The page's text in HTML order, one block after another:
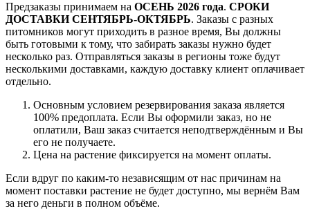
Предзаказы принимаем на ОСЕНЬ 2026 года. СРОКИ
ДОСТАВКИ СЕНТЯБРЬ-ОКТЯБРЬ. Заказы с разных
питомников могут приходить в разное время, Вы должны
быть готовыми к тому, что забирать заказы нужно будет
несколько раз. Отправляться заказы в регионы тоже будут
несколькими доставками, каждую доставку клиент оплачивает
отдельно.
Основным условием резервирования заказа является
100% предоплата. Если Вы оформили заказ, но не
оплатили, Ваш заказ считается неподтверждённым и Вы
его не получаете.
Цена на растение фиксируется на момент оплаты.
Если вдруг по каким-то независящим от нас причинам на
момент поставки растение не будет доступно, мы вернём Вам
за него деньги в полном объёме.